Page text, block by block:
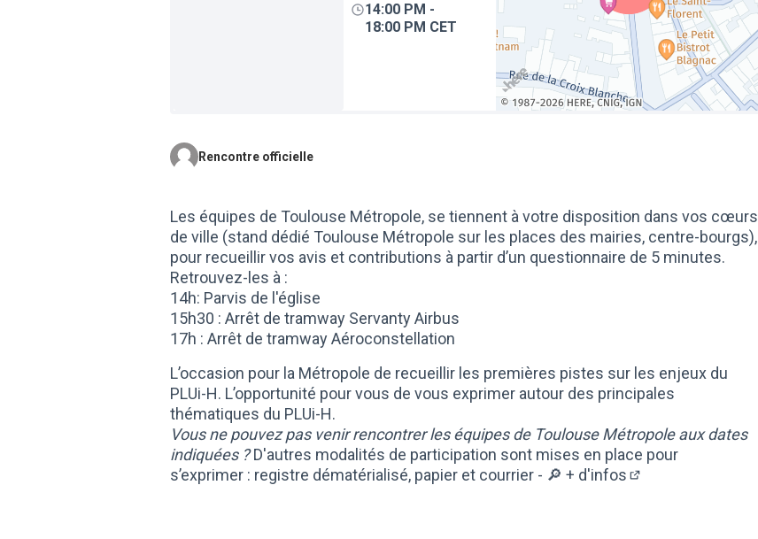
14:00 PM -
18:00 PM CET
Rencontre officielle
Les équipes de Toulouse Métropole, se tiennent à votre disposition dans vos cœurs
de ville (stand dédié Toulouse Métropole sur les places des mairies, centre-bourgs),
pour recueillir vos avis et contributions à partir d’un questionnaire de 5 minutes.
Retrouvez-les à :
14h: Parvis de l'église
15h30 : Arrêt de tramway Servanty Airbus
17h : Arrêt de tramway Aéroconstellation
L’occasion pour la Métropole de recueillir les premières pistes sur les enjeux du
PLUi-H. L’opportunité pour vous de vous exprimer autour des principales
thématiques du PLUi-H.
Vous ne pouvez pas venir rencontrer les équipes de Toulouse Métropole aux dates
indiquées ?D'autres modalités de participation sont mises en place pour
s’exprimer : registre dématérialisé, papier et courrier - 🔎 + d'infos